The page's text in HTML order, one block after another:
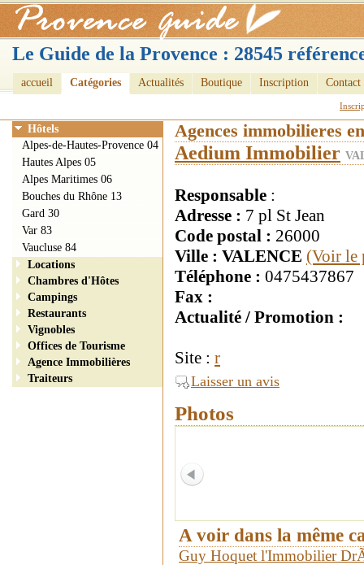
Le Guide de la Provence : 28545
accueil Catégories Actualités Boutique Inscription Contact
Agences immobilieres
Aedium Immobilier
Responsable :
Adresse : 7 pl St Jean
Code postal : 26000
Ville : VALENCE (Voir le
Téléphone : 0475437867
Fax :
Actualité / Promotion :
Site : r
Laisser un avis
Photos
A voir dans la même
Guy Hoquet l'Immobilier
Hôtels
Alpes-de-Hautes-Provence 04
Hautes Alpes 05
Alpes Maritimes 06
Bouches du Rhône 13
Gard 30
Var 83
Vaucluse 84
Locations
Chambres d'Hôtes
Campings
Restaurants
Vignobles
Offices de Tourisme
Agence Immobilières
Traiteurs